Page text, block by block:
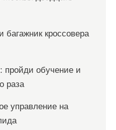
багажник кроссовера
обучение и
раза
управление на